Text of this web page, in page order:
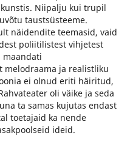
Niipalju kui trupil
taustsüsteeme.
näidendite teemasid, vaid
poliitilistest vihjetest
maandati
melodraama ja realistliku
ei olnud eriti häiritud,
oli väike ja seda
ta samas kujutas endast
toetajaid ka nende
ideid.